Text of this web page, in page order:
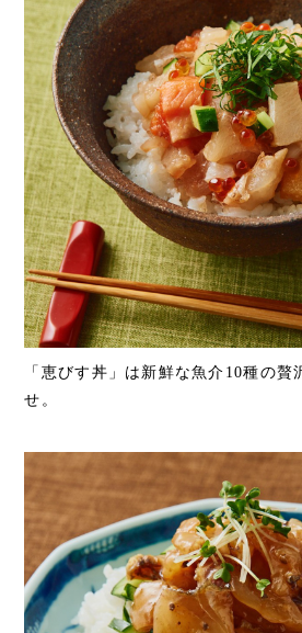
「恵びす丼」は新鮮な魚介10種の贅
せ。